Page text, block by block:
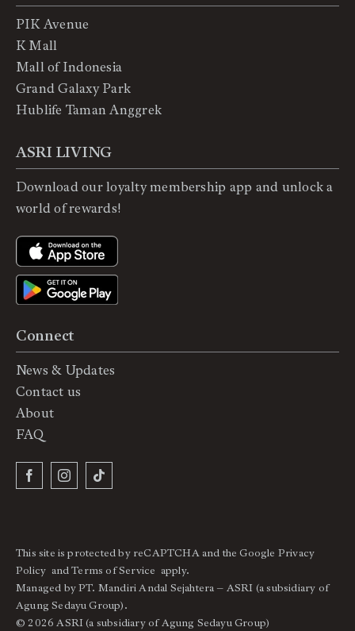
Connect
News & Updates
Contact us
About
FAQ
PIK Avenue
K Mall
Mall of Indonesia
Grand Galaxy Park
Hublife Taman Anggrek
ASRI LIVING
Download our loyalty membership app and unlock a
world of rewards!
This site is protected by reCAPTCHA and the Google Privacy
Policy andTerms of Service apply.
Managed by PT. Mandiri Andal Sejahtera – ASRI (a subsidiary of
Agung Sedayu Group).
© 2026 ASRI (a subsidiary of Agung Sedayu Group)